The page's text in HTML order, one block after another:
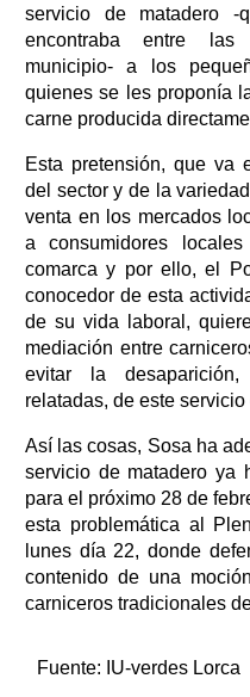
servicio de matadero
encontraba entre las
municipio- a los
quienes se les proponía
carne producida
Esta pretensión, que va
del sector y de la
venta en los mercados
a consumidores
comarca y por ello, el
conocedor de esta
de su vida laboral,
mediación entre
evitar la
relatadas, de este
Así las cosas, Sosa ha
servicio de matadero ya
para el próximo 28 de
esta problemática al
lunes día 22, donde
contenido de una
carniceros tradicionales
Fuente: IU-verdes Lorca